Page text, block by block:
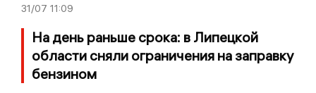
31/07 11:09
На день раньше срока: в Липецкой
области сняли ограничения на заправку
бензином